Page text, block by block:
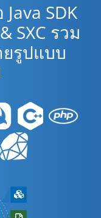
SDK
SXC รวม
รูปแบบ